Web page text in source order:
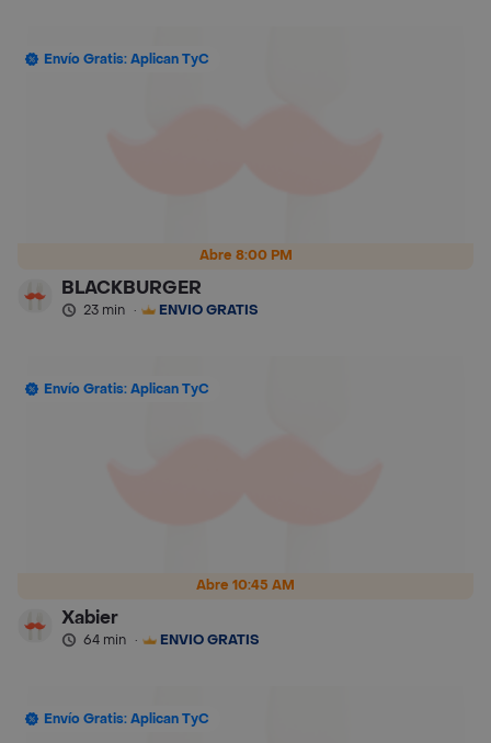
Abre 8:00 PM
Envío Gratis: Aplican TyC
BLACKBURGER
23 min · ENVÍO GRATIS
Abre 10:45 AM
Envío Gratis: Aplican TyC
Xabier
64 min · ENVÍO GRATIS
Envío Gratis: Aplican TyC